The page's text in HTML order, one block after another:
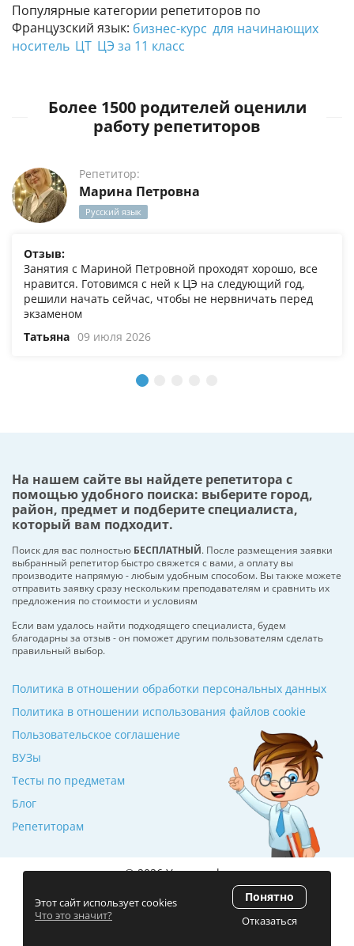
Популярные категории репетиторов по
Французский язык: бизнес-курс для начинающих
носитель ЦТ ЦЭ за 11 класс
Более 1500 родителей оценили
работу репетиторов
Репетитор:
Марина Петровна
Русский язык
Отзыв:
Занятия с Мариной Петровной проходят хорошо, все
нравится. Готовимся с ней к ЦЭ на следующий год,
решили начать сейчас, чтобы не нервничать перед
экзаменом
Татьяна 09 июля 2026
На нашем сайте вы найдете репетитора с
помощью удобного поиска: выберите город,
район, предмет и подберите специалиста,
который вам подходит.
Поиск для вас полностью БЕСПЛАТНЫЙ. После размещения заявки
выбранный репетитор быстро свяжется с вами, а оплату вы
производите напрямую - любым удобным способом. Вы также можете
отправить заявку сразу нескольким преподавателям и сравнить их
предложения по стоимости и условиям
Если вам удалось найти подходящего специалиста, будем
благодарны за отзыв - он поможет другим пользователям сделать
правильный выбор.
ВУЗы
Тесты по предметам
Блог
Репетиторам
Политика в отношении обработки персональных данных
Политика в отношении использования файлов cookie
Пользовательское соглашение
© 2026 Училкин.by
Рейтинг 5.0
(120 отзывов)
ZmitroC.by™
Этот сайт использует cookies
Что это значит?
Понятно
Отказаться